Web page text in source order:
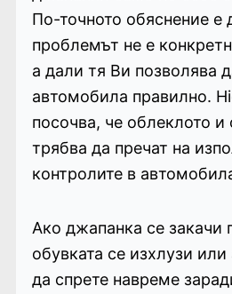
По-точното обяснение е
проблемът не е
а дали тя Ви позволява
автомобила правилно.
посочва, че облеклото и
трябва да пречат на
контролите в
Ако джапанка се закачи
обувката се изхлузи или
да спрете навреме